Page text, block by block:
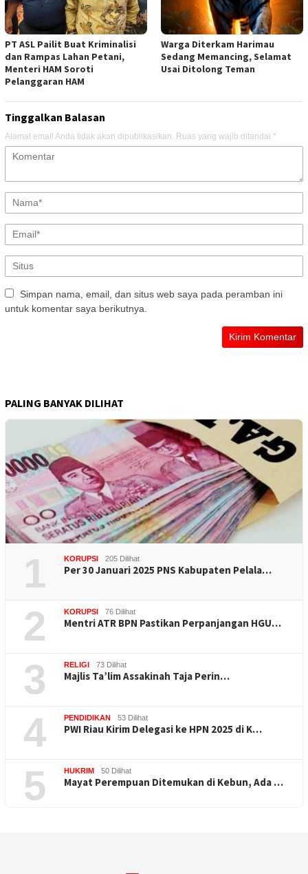
PT ASL Pailit Buat Kriminalisi
dan Rampas Lahan Petani,
Menteri HAM Soroti
Pelanggaran HAM
Warga Diterkam Harimau
Sedang Memancing, Selamat
Usai Ditolong Teman
Tinggalkan Balasan
Alamat email Anda tidak akan dipublikasikan. Ruas yang wajib ditandai *
Simpan nama, email, dan situs web saya pada peramban ini
untuk komentar saya berikutnya.
PALING BANYAK DILIHAT
1 KORUPSI 205 Dilihat
Per 30 Januari 2025 PNS Kabupaten Pelala…
2 KORUPSI 76 Dilihat
Mentri ATR BPN Pastikan Perpanjangan HGU…
3 RELIGI 73 Dilihat
Majlis Ta’lim Assakinah Taja Perin…
4 PENDIDIKAN 53 Dilihat
PWI Riau Kirim Delegasi ke HPN 2025 di K…
5 HUKRIM 50 Dilihat
Mayat Perempuan Ditemukan di Kebun, Ada …